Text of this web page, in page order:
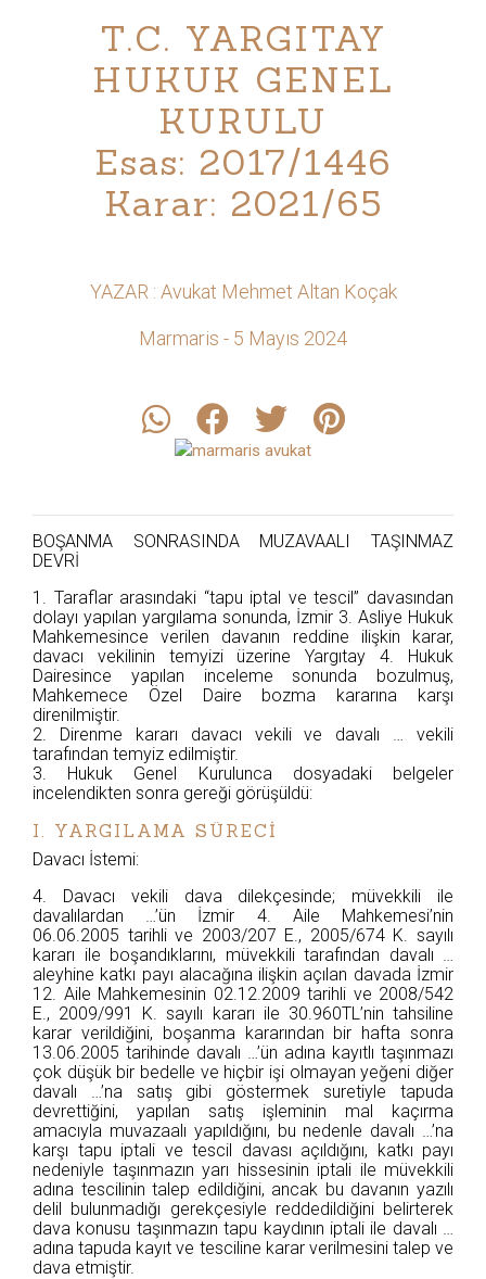
T.C. YARGITAY
HUKUK GENEL
KURULU
Esas: 2017/1446
Karar: 2021/65
YAZAR : Avukat Mehmet Altan Koçak
Marmaris - 5 Mayıs 2024
BOŞANMA SONRASINDA MUZAVAALI TAŞINMAZ
DEVRİ
1. Taraflar arasındaki “tapu iptal ve tescil” davasından
dolayı yapılan yargılama sonunda, İzmir 3. Asliye Hukuk
Mahkemesince verilen davanın reddine ilişkin karar,
davacı vekilinin temyizi üzerine Yargıtay 4. Hukuk
Dairesince yapılan inceleme sonunda bozulmuş,
Mahkemece Özel Daire bozma kararına karşı
direnilmiştir.
2. Direnme kararı davacı vekili ve davalı … vekili
tarafından temyiz edilmiştir.
3. Hukuk Genel Kurulunca dosyadaki belgeler
incelendikten sonra gereği görüşüldü:
I. YARGILAMA SÜRECİ
Davacı İstemi:
4. Davacı vekili dava dilekçesinde; müvekkili ile
davalılardan …’ün İzmir 4. Aile Mahkemesi’nin
06.06.2005 tarihli ve 2003/207 E., 2005/674 K. sayılı
kararı ile boşandıklarını, müvekkili tarafından davalı …
aleyhine katkı payı alacağına ilişkin açılan davada İzmir
12. Aile Mahkemesinin 02.12.2009 tarihli ve 2008/542
E., 2009/991 K. sayılı kararı ile 30.960TL’nin tahsiline
karar verildiğini, boşanma kararından bir hafta sonra
13.06.2005 tarihinde davalı …’ün adına kayıtlı taşınmazı
çok düşük bir bedelle ve hiçbir işi olmayan yeğeni diğer
davalı …’na satış gibi göstermek suretiyle tapuda
devrettiğini, yapılan satış işleminin mal kaçırma
amacıyla muvazaalı yapıldığını, bu nedenle davalı …’na
karşı tapu iptali ve tescil davası açıldığını, katkı payı
nedeniyle taşınmazın yarı hissesinin iptali ile müvekkili
adına tescilinin talep edildiğini, ancak bu davanın yazılı
delil bulunmadığı gerekçesiyle reddedildiğini belirterek
dava konusu taşınmazın tapu kaydının iptali ile davalı …
adına tapuda kayıt ve tesciline karar verilmesini talep ve
dava etmiştir.